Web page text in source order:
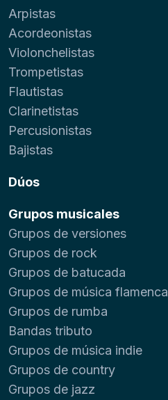
Arpistas
Acordeonistas
Violonchelistas
Trompetistas
Flautistas
Clarinetistas
Percusionistas
Bajistas
Dúos
Grupos musicales
Grupos de versiones
Grupos de rock
Grupos de batucada
Grupos de música flamenca
Grupos de rumba
Bandas tributo
Grupos de música indie
Grupos de country
Grupos de jazz